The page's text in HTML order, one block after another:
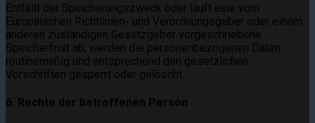
Entfällt der Speicherungszweck oder läuft eine vom
Europäischen Richtlinien- und Verordnungsgeber oder einem
anderen zuständigen Gesetzgeber vorgeschriebene
Speicherfrist ab, werden die personenbezogenen Daten
routinemäßig und entsprechend den gesetzlichen
Vorschriften gesperrt oder gelöscht.
6. Rechte der betroffenen Person